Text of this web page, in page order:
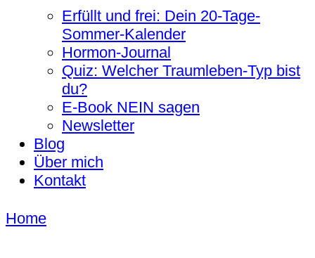
Erfüllt und frei: Dein 20-Tage-
Sommer-Kalender
Hormon-Journal
Quiz: Welcher Traumleben-Typ bist
du?
E-Book NEIN sagen
Newsletter
Blog
Über mich
Kontakt
Home